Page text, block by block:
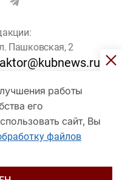
работы
его
сайт, Вы
файлов
Пашковская, 2
старше 16 лет
2017
Федеральной
технологий
Регистрационный